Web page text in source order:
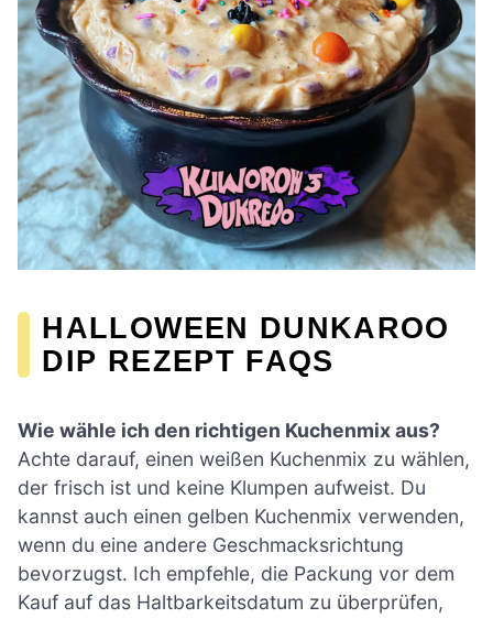
HALLOWEEN DUNKAROO
DIP REZEPT FAQS
Wie wähle ich den richtigen Kuchenmix aus?
Achte darauf, einen weißen Kuchenmix zu wählen,
der frisch ist und keine Klumpen aufweist. Du
kannst auch einen gelben Kuchenmix verwenden,
wenn du eine andere Geschmacksrichtung
bevorzugst. Ich empfehle, die Packung vor dem
Kauf auf das Haltbarkeitsdatum zu überprüfen,